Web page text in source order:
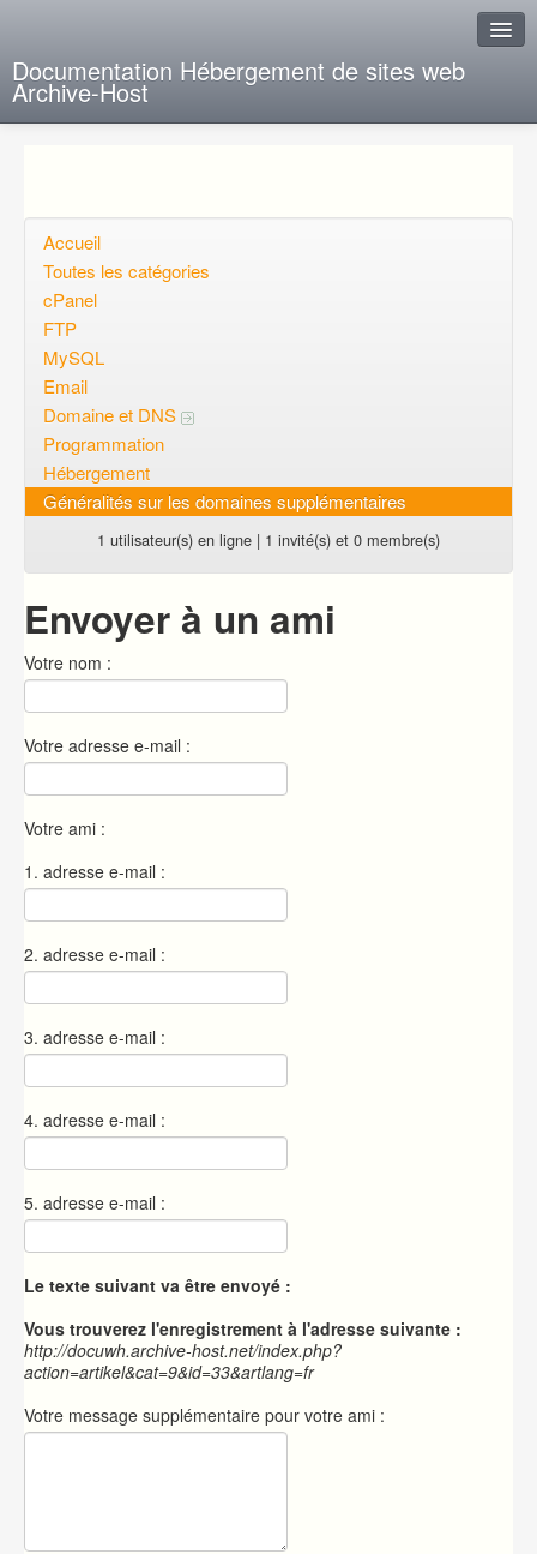
Documentation Hébergement de sites web
Archive-Host
Questions ouvertes
Voulez-vous vous inscrire?
Connexion
Accueil
Toutes les catégories
cPanel
FTP
MySQL
Email
Domaine et DNS
Programmation
Hébergement
Généralités sur les domaines supplémentaires
1 utilisateur(s) en ligne | 1 invité(s) et 0 membre(s)
Envoyer à un ami
Votre nom :
Votre adresse e-mail :
Votre ami :
1. adresse e-mail :
2. adresse e-mail :
3. adresse e-mail :
4. adresse e-mail :
5. adresse e-mail :
Le texte suivant va être envoyé :
Vous trouverez l'enregistrement à l'adresse suivante :
http://docuwh.archive-host.net/index.php?
action=artikel&cat=9&id=33&artlang=fr
Votre message supplémentaire pour votre ami :